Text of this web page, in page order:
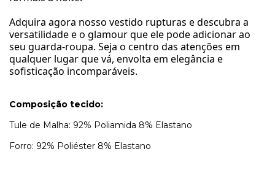
Adquira agora nosso vestido rupturas e descubra a
versatilidade e o glamour que ele pode adicionar ao
seu guarda-roupa. Seja o centro das atenções em
qualquer lugar que vá, envolta em elegância e
sofisticação incomparáveis.
Composição tecido:
Tule de Malha: 92% Poliamida 8% Elastano
Forro: 92% Poliéster 8% Elastano